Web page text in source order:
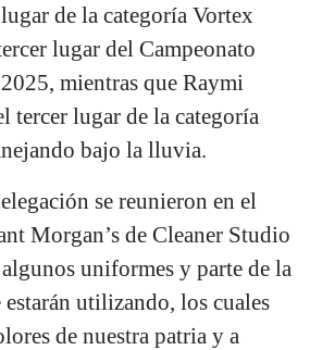
de la categoría Vortex
lugar del Campeonato
mientras que Raymi
tercer lugar de la categoría
bajo la lluvia.
se reunieron en el
Morgan’s de Cleaner Studio
uniformes y parte de la
utilizando, los cuales
de nuestra patria y a